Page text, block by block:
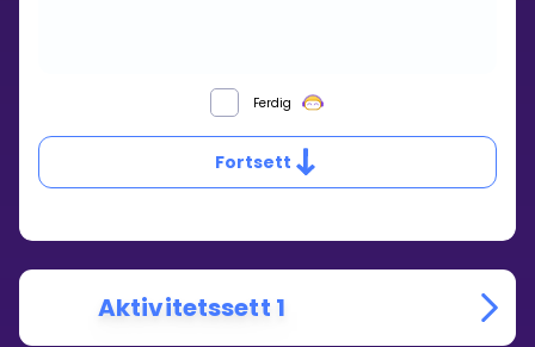
Ferdig
Fortsett
Aktivitetssett 1